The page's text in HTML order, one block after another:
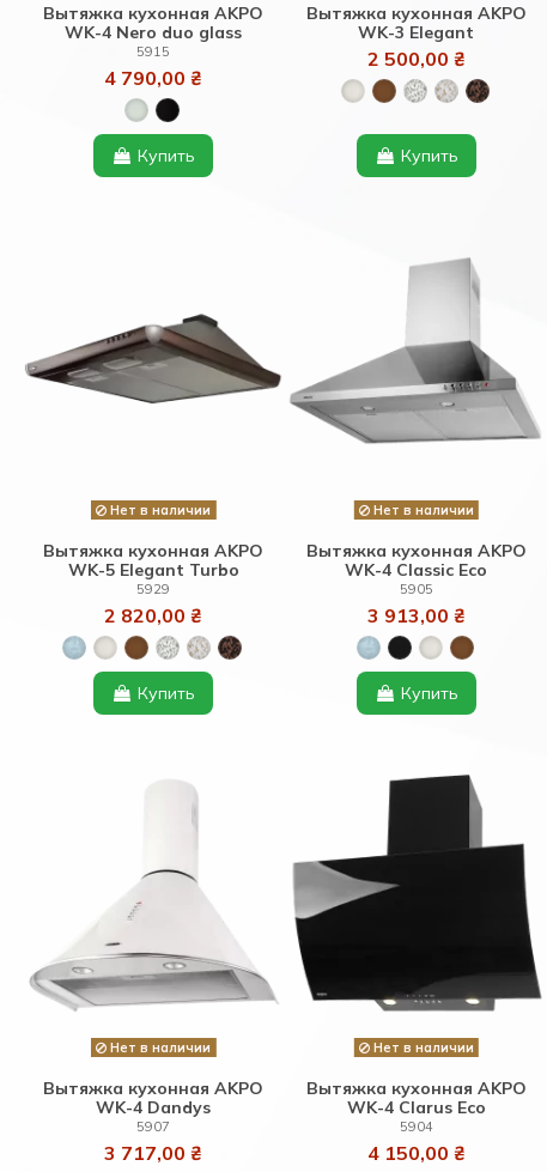
Вытяжка кухонная AKPO
WK-4 Nero duo glass
5915
4 790,00 ₴
Купить
Вытяжка кухонная AKPO
WK-3 Elegant
2 500,00 ₴
Купить
Нет в наличии
Вытяжка кухонная AKPO
WK-5 Elegant Turbo
5929
2 820,00 ₴
Купить
Нет в наличии
Вытяжка кухонная AKPO
WK-4 Classic Eco
5905
3 913,00 ₴
Купить
Нет в наличии
Вытяжка кухонная AKPO
WK-4 Dandys
5907
3 717,00 ₴
Нет в наличии
Вытяжка кухонная AKPO
WK-4 Clarus Eco
5904
4 150,00 ₴